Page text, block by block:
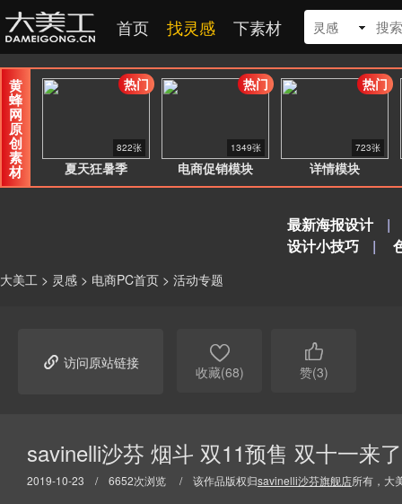
首页 找灵感 下素材 灵感
黄
蜂
网
原
创
素
材 夏天狂暑季
822张
热门
电商促销模块
1349张
热门
详情模块
723张
热门
最新海报设计
|
设计小技巧
|
大美工 > 灵感 > 电商PC首页 > 活动专题
 访问原站链接 
收藏(68)

赞(3)
savinelli沙芬 烟斗 双11预售 双十一来
2019-10-23 / 6652次浏览 / 该作品版权归savinelli沙芬旗舰店所有，大